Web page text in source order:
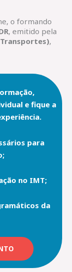
o formando
, emitido pela
,
e fique a
para
no IMT;
da